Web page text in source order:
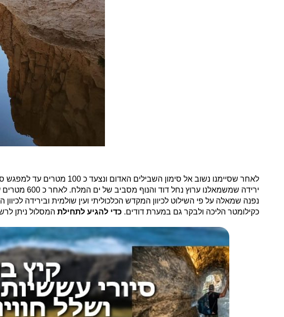
לאחר שסיימנו נשוב אל
כקילומטר הליכה ולבקר גם במערת דודים. כדי להגיע לתחילת המסלול ניתן